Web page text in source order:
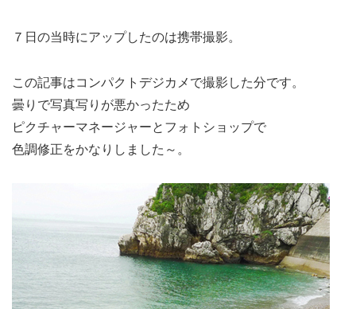
７日の当時にアップしたのは携帯撮影。
この記事はコンパクトデジカメで撮影した分です。
曇りで写真写りが悪かったため
ピクチャーマネージャーとフォトショップで
色調修正をかなりしました～。